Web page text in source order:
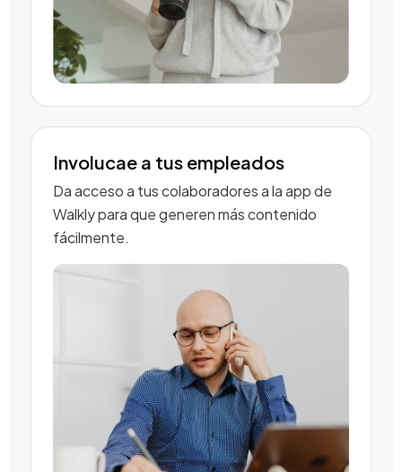
Involucae a tus empleados
Da acceso a tus colaboradores a la app de
Walkly para que generen más contenido
fácilmente.